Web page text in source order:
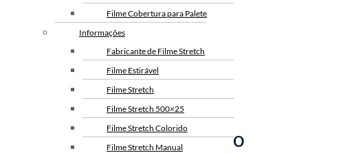
Filme Cobertura para Palete
Informações
Fabricante de Filme Stretch
Filme Estirável
Filme Stretch
Filme Stretch 500×25
Filme Stretch Colorido
Filme Stretch Manual
Filme Stretch Colorido